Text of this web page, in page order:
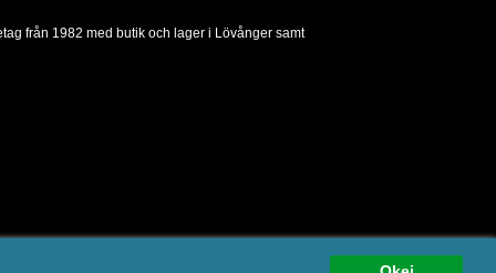
från 1982 med butik och lager i Lövånger samt